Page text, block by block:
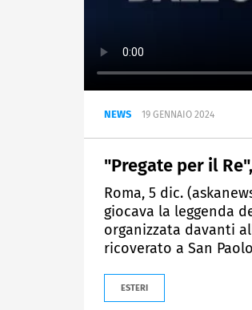
NEWS 19 GENNAIO 2024
"Pregate per il
Roma, 5 dic.
giocava la leggenda
organizzata davanti
ricoverato a San
ESTERI